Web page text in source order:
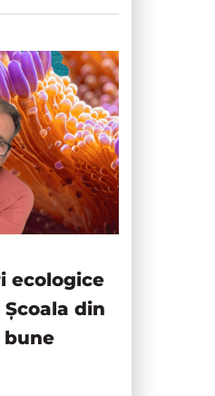
ecologice
din
bune